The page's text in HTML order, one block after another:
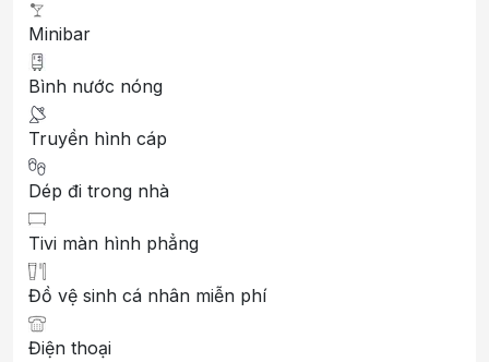
Minibar
Bình nước nóng
Truyền hình cáp
Dép đi trong nhà
Tivi màn hình phẳng
Đồ vệ sinh cá nhân miễn phí
Điện thoại